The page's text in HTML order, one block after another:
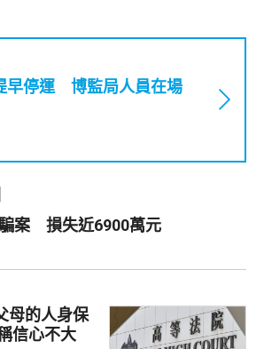
早停運 博監局人員在場
案 損失近6900萬元
母的人身保
信心不大